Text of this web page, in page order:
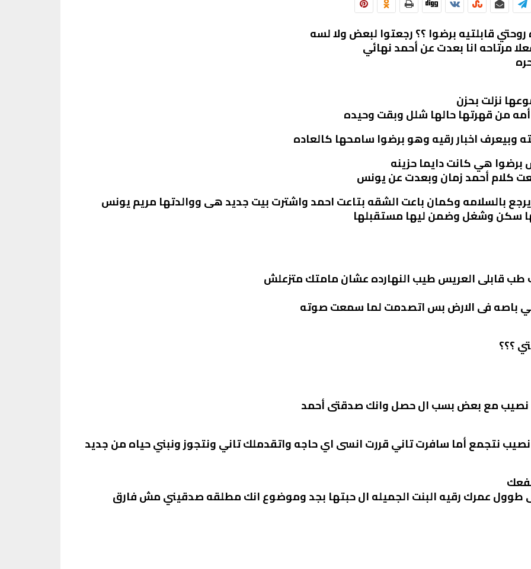
قابلتيه برضوا ؟؟ رجعتوا لبعض ولا لسه
مرتاحه انا بعدت عن أحمد نهائي
نزلت بحزن
من قهرتها حالها شلل وبقت وحيده
وبيعرف اخبار رقيه وهو برضوا سامحها كالعاده
هي كانت دايما حزينه
كلام أحمد زمان وبعدت عن يونس
بالسلامه وكمان باعت الشقه بتاعت احمد واشترت بيت جديد هى ووالدتها مريم يونس
سكن وشغل وضمن ليها مستقبلها
قابلى العريس طيب النهارده عشان مامتك متزعلش
باصه فى الارض بس اتصدمت لما سمعت صوته
؟؟؟
نصيب مع بعض بسب ال حصل وانك صدقتى أحمد
نتجمع أما سافرت تاني قررت انسى اي حاجه واتقدملك تاني ونتجوز ونبني حياه من جديد
طوول عمرك رقيه البنت الجميله ال حبتها بجد وموضوع انك مطلقه صدقيني مش فارق